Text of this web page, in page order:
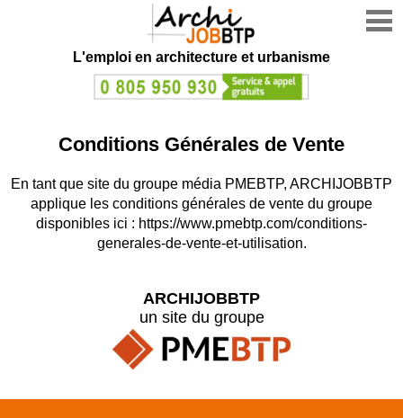
L'emploi en architecture et urbanisme
Conditions Générales de Vente
En tant que site du groupe média PMEBTP, ARCHIJOBBTP
applique les conditions générales de vente du groupe
disponibles ici : https://www.pmebtp.com/conditions-
generales-de-vente-et-utilisation.
ARCHIJOBBTP
un site du groupe